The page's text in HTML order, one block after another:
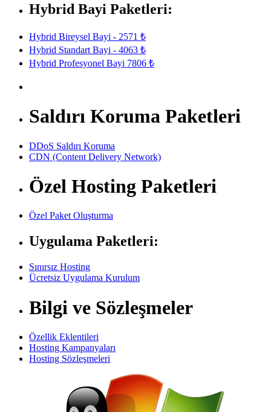
Hybrid Bayi Paketleri:
Hybrid Bireysel Bayi - 2571 ₺
Hybrid Standart Bayi - 4063 ₺
Hybrid Profesyonel Bayi 7806 ₺
Saldırı Koruma Paketleri
DDoS Saldırı Koruma
CDN (Content Delivery Network)
Özel Hosting Paketleri
Özel Paket Oluşturma
Uygulama Paketleri:
Sınırsız Hosting
Ücretsiz Uygulama Kurulum
Bilgi ve Sözleşmeler
Özellik Eklentileri
Hosting Kampanyaları
Hosting Sözleşmeleri